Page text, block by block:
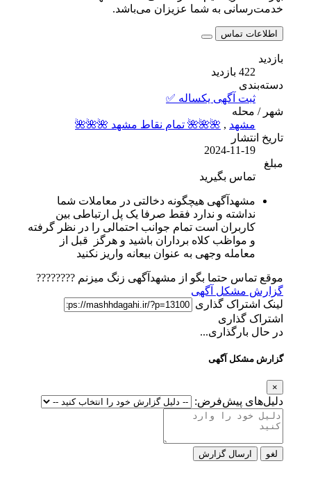
خدمت‌رسانی به شما عزیزان می‌باشد.
اطلاعات تماس
بازدید
422 بازدید
دسته‌بندی
ثبت آگهی یکساله ✅
شهر / محله
مشهد , 🌺🌺🌺 تمام نقاط مشهد 🌺🌺🌺
تاریخ انتشار
2024-11-19
مبلغ
تماس بگیرید
مشهدآگهی هیچگونه دخالتی در معاملات شما
نداشته و ندارد فقط صرفا یک پل ارتباطی بین
کاربران است تمام جوانب احتمالی را در نظر گرفته
و مواظب کلاه برداران باشید و هرگز قبل از
معامله وجهی به عنوان بیعانه واریز نکنید
موقع تماس حتما بگو از مشهدآگهی زنگ میزنم ????????
گزارش مشکل آگهی
لینک اشتراک گذاری
اشتراک گذاری
در حال بارگذاری...
گزارش مشکل آگهی
×
دلیل‌های پیش‌فرض:
لغو ارسال گزارش